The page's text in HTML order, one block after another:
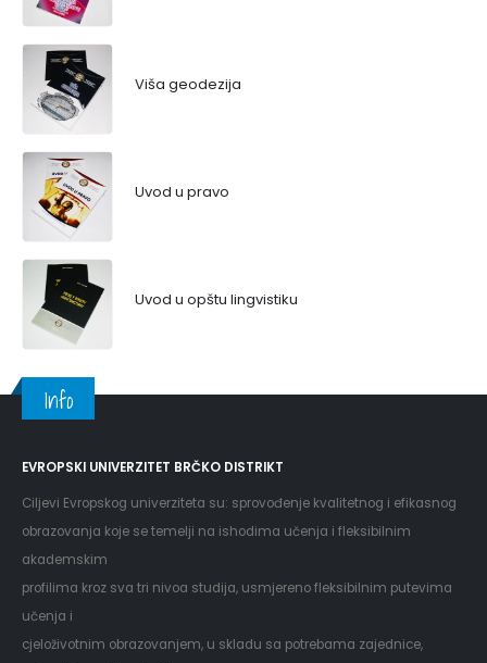
Viša geodezija
Uvod u pravo
Uvod u opštu lingvistiku
Info
EVROPSKI UNIVERZITET BRČKO DISTRIKT
Ciljevi Evropskog univerziteta su: sprovođenje kvalitetnog i efikasnog
obrazovanja koje se temelji na ishodima učenja i fleksibilnim
akademskim
profilima kroz sva tri nivoa studija, usmjereno fleksibilnim putevima
učenja i
cjeloživotnim obrazovanjem, u skladu sa potrebama zajednice,